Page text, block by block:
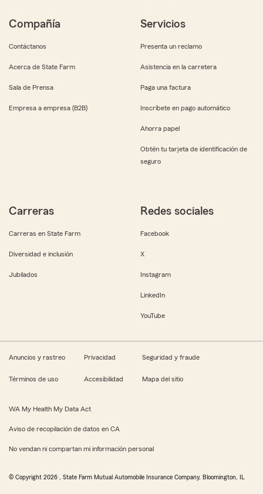
Compañía
Contáctanos
Acerca de State Farm
Sala de Prensa
Empresa a empresa (B2B)
Servicios
Presenta un reclamo
Asistencia en la carretera
Paga una factura
Inscríbete en pago automático
Ahorra papel
Obtén tu tarjeta de identificación de
seguro
Carreras
Carreras en State Farm
Diversidad e inclusión
Jubilados
Redes sociales
Facebook
X
Instagram
LinkedIn
YouTube
Anuncios y rastreo Privacidad Seguridad y fraude
Términos de uso Accesibilidad Mapa del sitio
WA My Health My Data Act
Aviso de recopilación de datos en CA
No vendan ni compartan mi información personal
© Copyright 2026 , State Farm Mutual Automobile Insurance Company, Bloomington, IL